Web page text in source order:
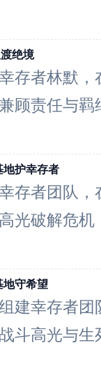
绝境
存者林默，
顾责任与
地护幸存者
存者团队，
光破解危
地守希望
建幸存者团
斗高光与